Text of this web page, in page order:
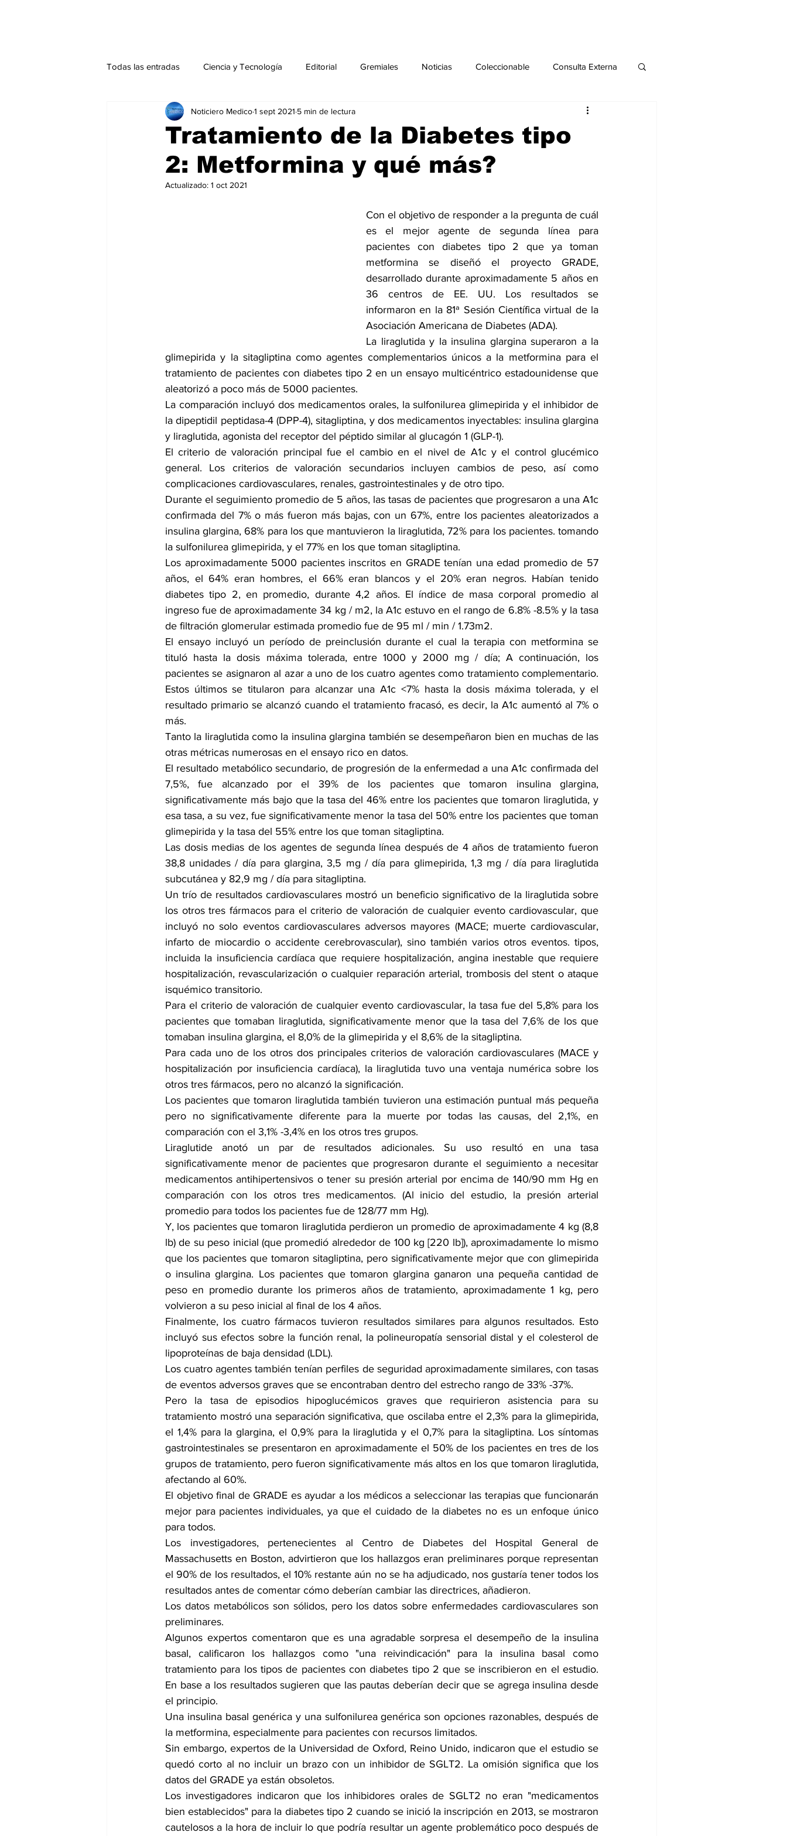
Todas las entradas Ciencia y Tecnología Editorial Gremiales Noticias Coleccionable Consulta Externa
Actualidad Salud Mental Agenda Sección especial Publicaciones
Endocrinología Actualidad especial Ciencia y Tecnología especial Coleccionable especial
Publicaciones especial dia mundial de la diabetes
Tratamiento de la Diabetes tipo
2: Metformina y qué más?
Noticiero Medico1 sept 2021 5 min de lectura
Actualizado: 1 oct 2021
Con el objetivo de responder a la pregunta de cuál
es el mejor agente de segunda línea para
pacientes con diabetes tipo 2 que ya toman
metformina se diseñó el proyecto GRADE,
desarrollado durante aproximadamente 5 años en
36 centros de EE. UU. Los resultados se
informaron en la 81ª Sesión Científica virtual de la
Asociación Americana de Diabetes (ADA).
La liraglutida y la insulina glargina superaron a la
glimepirida y la sitagliptina como agentes complementarios únicos a la metformina para el
tratamiento de pacientes con diabetes tipo 2 en un ensayo multicéntrico estadounidense que
aleatorizó a poco más de 5000 pacientes.
La comparación incluyó dos medicamentos orales, la sulfonilurea glimepirida y el inhibidor de
la dipeptidil peptidasa-4 (DPP-4), sitagliptina, y dos medicamentos inyectables: insulina glargina
y liraglutida, agonista del receptor del péptido similar al glucagón 1 (GLP-1).
El criterio de valoración principal fue el cambio en el nivel de A1c y el control glucémico
general. Los criterios de valoración secundarios incluyen cambios de peso, así como
complicaciones cardiovasculares, renales, gastrointestinales y de otro tipo.
Durante el seguimiento promedio de 5 años, las tasas de pacientes que progresaron a una A1c
confirmada del 7% o más fueron más bajas, con un 67%, entre los pacientes aleatorizados a
insulina glargina, 68% para los que mantuvieron la liraglutida, 72% para los pacientes. tomando
la sulfonilurea glimepirida, y el 77% en los que toman sitagliptina.
Los aproximadamente 5000 pacientes inscritos en GRADE tenían una edad promedio de 57
años, el 64% eran hombres, el 66% eran blancos y el 20% eran negros. Habían tenido
diabetes tipo 2, en promedio, durante 4,2 años. El índice de masa corporal promedio al
ingreso fue de aproximadamente 34 kg / m2, la A1c estuvo en el rango de 6.8% -8.5% y la tasa
de filtración glomerular estimada promedio fue de 95 ml / min / 1.73m2.
El ensayo incluyó un período de preinclusión durante el cual la terapia con metformina se
tituló hasta la dosis máxima tolerada, entre 1000 y 2000 mg / día; A continuación, los
pacientes se asignaron al azar a uno de los cuatro agentes como tratamiento complementario.
Estos últimos se titularon para alcanzar una A1c <7% hasta la dosis máxima tolerada, y el
resultado primario se alcanzó cuando el tratamiento fracasó, es decir, la A1c aumentó al 7% o
más.
Tanto la liraglutida como la insulina glargina también se desempeñaron bien en muchas de las
otras métricas numerosas en el ensayo rico en datos.
El resultado metabólico secundario, de progresión de la enfermedad a una A1c confirmada del
7,5%, fue alcanzado por el 39% de los pacientes que tomaron insulina glargina,
significativamente más bajo que la tasa del 46% entre los pacientes que tomaron liraglutida, y
esa tasa, a su vez, fue significativamente menor la tasa del 50% entre los pacientes que toman
glimepirida y la tasa del 55% entre los que toman sitagliptina.
Las dosis medias de los agentes de segunda línea después de 4 años de tratamiento fueron
38,8 unidades / día para glargina, 3,5 mg / día para glimepirida, 1,3 mg / día para liraglutida
subcutánea y 82,9 mg / día para sitagliptina.
Un trío de resultados cardiovasculares mostró un beneficio significativo de la liraglutida sobre
los otros tres fármacos para el criterio de valoración de cualquier evento cardiovascular, que
incluyó no solo eventos cardiovasculares adversos mayores (MACE; muerte cardiovascular,
infarto de miocardio o accidente cerebrovascular), sino también varios otros eventos. tipos,
incluida la insuficiencia cardíaca que requiere hospitalización, angina inestable que requiere
hospitalización, revascularización o cualquier reparación arterial, trombosis del stent o ataque
isquémico transitorio.
Para el criterio de valoración de cualquier evento cardiovascular, la tasa fue del 5,8% para los
pacientes que tomaban liraglutida, significativamente menor que la tasa del 7,6% de los que
tomaban insulina glargina, el 8,0% de la glimepirida y el 8,6% de la sitagliptina.
Para cada uno de los otros dos principales criterios de valoración cardiovasculares (MACE y
hospitalización por insuficiencia cardíaca), la liraglutida tuvo una ventaja numérica sobre los
otros tres fármacos, pero no alcanzó la significación.
Los pacientes que tomaron liraglutida también tuvieron una estimación puntual más pequeña
pero no significativamente diferente para la muerte por todas las causas, del 2,1%, en
comparación con el 3,1% -3,4% en los otros tres grupos.
Liraglutide anotó un par de resultados adicionales. Su uso resultó en una tasa
significativamente menor de pacientes que progresaron durante el seguimiento a necesitar
medicamentos antihipertensivos o tener su presión arterial por encima de 140/90 mm Hg en
comparación con los otros tres medicamentos. (Al inicio del estudio, la presión arterial
promedio para todos los pacientes fue de 128/77 mm Hg).
Y, los pacientes que tomaron liraglutida perdieron un promedio de aproximadamente 4 kg (8,8
lb) de su peso inicial (que promedió alrededor de 100 kg [220 lb]), aproximadamente lo mismo
que los pacientes que tomaron sitagliptina, pero significativamente mejor que con glimepirida
o insulina glargina. Los pacientes que tomaron glargina ganaron una pequeña cantidad de
peso en promedio durante los primeros años de tratamiento, aproximadamente 1 kg, pero
volvieron a su peso inicial al final de los 4 años.
Finalmente, los cuatro fármacos tuvieron resultados similares para algunos resultados. Esto
incluyó sus efectos sobre la función renal, la polineuropatía sensorial distal y el colesterol de
lipoproteínas de baja densidad (LDL).
Los cuatro agentes también tenían perfiles de seguridad aproximadamente similares, con tasas
de eventos adversos graves que se encontraban dentro del estrecho rango de 33% -37%.
Pero la tasa de episodios hipoglucémicos graves que requirieron asistencia para su
tratamiento mostró una separación significativa, que oscilaba entre el 2,3% para la glimepirida,
el 1,4% para la glargina, el 0,9% para la liraglutida y el 0,7% para la sitagliptina. Los síntomas
gastrointestinales se presentaron en aproximadamente el 50% de los pacientes en tres de los
grupos de tratamiento, pero fueron significativamente más altos en los que tomaron liraglutida,
afectando al 60%.
El objetivo final de GRADE es ayudar a los médicos a seleccionar las terapias que funcionarán
mejor para pacientes individuales, ya que el cuidado de la diabetes no es un enfoque único
para todos.
Los investigadores, pertenecientes al Centro de Diabetes del Hospital General de
Massachusetts en Boston, advirtieron que los hallazgos eran preliminares porque representan
el 90% de los resultados, el 10% restante aún no se ha adjudicado, nos gustaría tener todos los
resultados antes de comentar cómo deberían cambiar las directrices, añadieron.
Los datos metabólicos son sólidos, pero los datos sobre enfermedades cardiovasculares son
preliminares.
Algunos expertos comentaron que es una agradable sorpresa el desempeño de la insulina
basal, calificaron los hallazgos como "una reivindicación" para la insulina basal como
tratamiento para los tipos de pacientes con diabetes tipo 2 que se inscribieron en el estudio.
En base a los resultados sugieren que las pautas deberían decir que se agrega insulina desde
el principio.
Una insulina basal genérica y una sulfonilurea genérica son opciones razonables, después de
la metformina, especialmente para pacientes con recursos limitados.
Sin embargo, expertos de la Universidad de Oxford, Reino Unido, indicaron que el estudio se
quedó corto al no incluir un brazo con un inhibidor de SGLT2. La omisión significa que los
datos del GRADE ya están obsoletos.
Los investigadores indicaron que los inhibidores orales de SGLT2 no eran "medicamentos
bien establecidos" para la diabetes tipo 2 cuando se inició la inscripción en 2013, se mostraron
cautelosos a la hora de incluir lo que podría resultar un agente problemático poco después de